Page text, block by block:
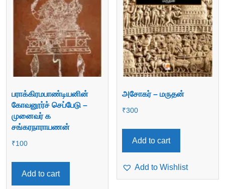
பராக்கிரமபாண்டியனின்
கோவனூர்ச் செப்பேடு –
முனைவர் க
சங்கரநாராயணன்
₹100
Add to cart
அசோகர் – மருதன்
₹300
Add to cart
Add to Wishlist